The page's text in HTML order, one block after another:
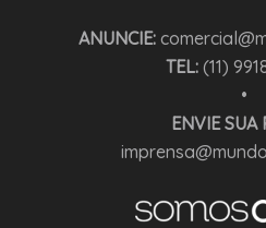
ANUNCIE:
TEL:(11)
•
ENVIE SUA